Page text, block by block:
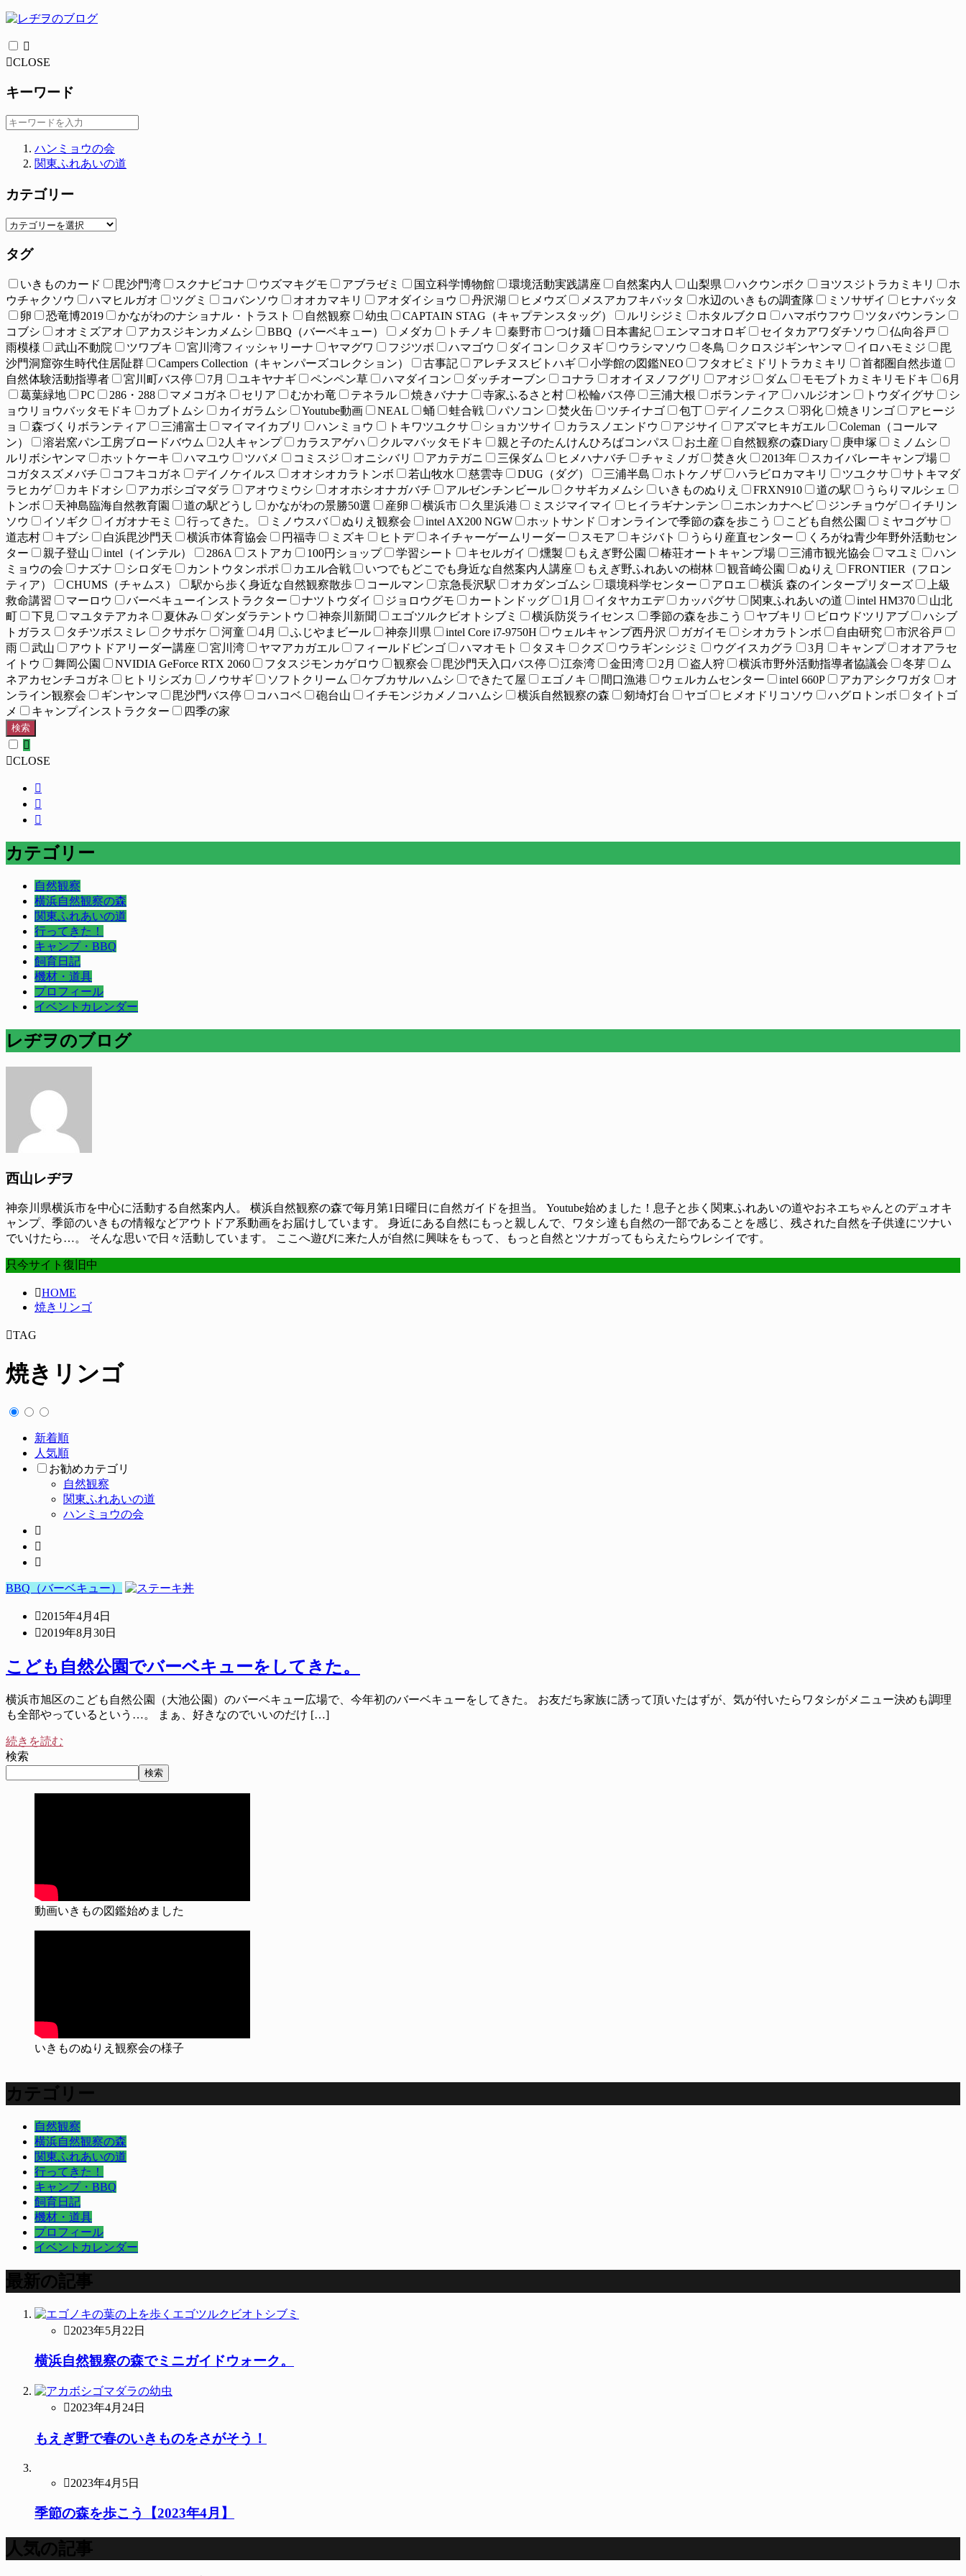
CLOSE
キーワード
ハンミョウの会
関東ふれあいの道
カテゴリー
タグ
いきものカード 毘沙門湾 スクナビコナ ウズマキグモ アブラゼミ 国立科学博物館 環境活動実践講座 自然案内人 山梨県 ハクウンボク ヨツスジトラカミキリ
ホ
ウチャクソウ
ハマヒルガオ ツグミ コバンソウ オオカマキリ アオダイショウ 丹沢湖 ヒメウズ メスアカフキバッタ 水辺のいきもの調査隊 ミソサザイ
ヒナバッタ
卵
恐竜博2019 かながわのナショナル・トラスト 自然観察 幼虫 CAPTAIN STAG（キャプテンスタッグ） ルリシジミ ホタルブクロ ハマボウフウ
ツタバウンラン
コブシ
オオミズアオ アカスジキンカメムシ BBQ（バーベキュー） メダカ トチノキ 秦野市 つけ麺 日本書紀 エンマコオロギ セイタカアワダチソウ
仏向谷戸
雨模様
武山不動院 ツワブキ 宮川湾フィッシャリーナ ヤマグワ フジツボ ハマゴウ ダイコン クヌギ ウラシマソウ 冬鳥 クロスジギンヤンマ イロハモミジ
毘
沙門洞窟弥生時代住居阯群
Campers Collection（キャンパーズコレクション） 古事記 アレチヌスビトハギ 小学館の図鑑NEO フタオビミドリトラカミキリ
首都圏自然歩道
自然体験活動指導者
宮川町バス停 7月 ユキヤナギ ペンペン草 ハマダイコン ダッチオーブン コナラ オオイヌノフグリ アオジ ダム モモブトカミキリモドキ
6月
葛葉緑地
PC 286・288 マメコガネ セリア むかわ竜 テネラル 焼きバナナ 寺家ふるさと村 松輪バス停 三浦大根 ボランティア ハルジオン トウダイグサ
シ
ョウリョウバッタモドキ
カブトムシ カイガラムシ Youtube動画 NEAL 蛹 蛙合戦 パソコン 焚火缶 ツチイナゴ 包丁 デイノニクス 羽化 焼きリンゴ
アヒージ
ョ
森づくりボランティア 三浦富士 マイマイカブリ ハンミョウ トキワツユクサ ショカツサイ カラスノエンドウ アジサイ アズマヒキガエル
Coleman（コールマ
ン）
溶岩窯パン工房ブロードバウム 2人キャンプ カラスアゲハ クルマバッタモドキ 親と子のたんけんひろばコンパス お土産 自然観察の森Diary 庚申塚
ミノムシ
ルリボシヤンマ
ホットケーキ ハマユウ ツバメ コミスジ オニシバリ アカテガニ 三保ダム ヒメハナバチ チャミノガ 焚き火 2013年
スカイバレーキャンプ場
コガタスズメバチ
コフキコガネ デイノケイルス オオシオカラトンボ 若山牧水 慈雲寺 DUG（ダグ） 三浦半島 ホトケノザ ハラビロカマキリ ツユクサ
サトキマダ
ラヒカゲ
カキドオシ アカボシゴマダラ アオウミウシ オオホシオナガバチ アルゼンチンビール クサギカメムシ いきものぬりえ FRXN910 道の駅
うらりマルシェ
トンボ
天神島臨海自然教育園 道の駅どうし かながわの景勝50選 産卵 横浜市 久里浜港 ミスジマイマイ ヒイラギナンテン ニホンカナヘビ ジンチョウゲ
イチリン
ソウ
イソギク イガオナモミ 行ってきた。 ミノウスバ ぬりえ観察会 intel AX200 NGW ホットサンド オンラインで季節の森を歩こう こども自然公園
ミヤコグサ
道志村
キブシ 白浜毘沙門天 横浜市体育協会 円福寺 ミズキ ヒトデ ネイチャーゲームリーダー スモア キジバト うらり産直センター
くろがね青少年野外活動セン
ター
親子登山 intel（インテル） 286A ストアカ 100円ショップ 学習シート キセルガイ 燻製 もえぎ野公園 椿荘オートキャンプ場 三浦市観光協会 マユミ
ハン
ミョウの会
ナズナ シロダモ カントウタンポポ カエル合戦 いつでもどこでも身近な自然案内人講座 もえぎ野ふれあいの樹林 観音崎公園 ぬりえ
FRONTIER（フロン
ティア）
CHUMS（チャムス） 駅から歩く身近な自然観察散歩 コールマン 京急長沢駅 オカダンゴムシ 環境科学センター アロエ 横浜 森のインタープリターズ
上級
救命講習
マーロウ バーベキューインストラクター ナツトウダイ ジョロウグモ カートンドッグ 1月 イタヤカエデ カッパグサ 関東ふれあいの道 intel HM370
山北
町
下見 マユタテアカネ 夏休み ダンダラテントウ 神奈川新聞 エゴツルクビオトシブミ 横浜防災ライセンス 季節の森を歩こう ヤブキリ ビロウドツリアブ
ハシブ
トガラス
タチツボスミレ クサボケ 河童 4月 ふじやまビール 神奈川県 intel Core i7-9750H ウェルキャンプ西丹沢 ガガイモ シオカラトンボ 自由研究
市沢谷戸
雨
武山 アウトドアリーダー講座 宮川湾 ヤマアカガエル フィールドビンゴ ハマオモト タヌキ クズ ウラギンシジミ ウグイスカグラ 3月 キャンプ
オオアラセ
イトウ
舞岡公園 NVIDIA GeForce RTX 2060 フタスジモンカゲロウ 観察会 毘沙門天入口バス停 江奈湾 金田湾 2月 盗人狩 横浜市野外活動指導者協議会 冬芽
ム
ネアカセンチコガネ
ヒトリシズカ ノウサギ ソフトクリーム ケブカサルハムシ できたて屋 エゴノキ 間口漁港 ウェルカムセンター intel 660P アカアシクワガタ
オ
ンライン観察会
ギンヤンマ 毘沙門バス停 コハコベ 砲台山 イチモンジカメノコハムシ 横浜自然観察の森 剱埼灯台 ヤゴ ヒメオドリコソウ ハグロトンボ
タイトゴ
メ
キャンプインストラクター 四季の家
検索
CLOSE
カテゴリー
自然観察
横浜自然観察の森
関東ふれあいの道
行ってきた！
キャンプ・BBQ
飼育日記
機材・道具
プロフィール
イベントカレンダー
レヂヲのブログ
西山レヂヲ
神奈川県横浜市を中心に活動する自然案内人。 横浜自然観察の森で毎月第1日曜日に自然ガイドを担当。 Youtube始めました！息子と歩く関東ふれあいの道やおネエちゃんとのデュオキ
ャンプ、季節のいきもの情報などアウトドア系動画をお届けしています。 身近にある自然にもっと親しんで、ワタシ達も自然の一部であることを感じ、残された自然を子供達にツナい
でいけたら…。 そんな思いで日々活動しています。 ここへ遊びに来た人が自然に興味をもって、もっと自然とツナガってもらえたらウレシイです。
只今サイト復旧中
HOME
焼きリンゴ
TAG
焼きリンゴ
新着順
人気順
お勧めカテゴリ
自然観察
関東ふれあいの道
ハンミョウの会
BBQ（バーベキュー）
2015年4月4日
2019年8月30日
こども自然公園でバーベキューをしてきた。
横浜市旭区のこども自然公園（大池公園）のバーベキュー広場で、今年初のバーベキューをしてきた。 お友だち家族に誘って頂いたはずが、気が付いたらワタシがメニュー決めも調理
も全部やっているという…。 まぁ、好きなのでいいのだけ […]
続きを読む
検索
検索
動画いきもの図鑑始めました
いきものぬりえ観察会の様子
カテゴリー
自然観察
横浜自然観察の森
関東ふれあいの道
行ってきた！
キャンプ・BBQ
飼育日記
機材・道具
プロフィール
イベントカレンダー
最新の記事
2023年5月22日
横浜自然観察の森でミニガイドウォーク。
2023年4月24日
もえぎ野で春のいきものをさがそう！
2023年4月5日
季節の森を歩こう【2023年4月】
人気の記事